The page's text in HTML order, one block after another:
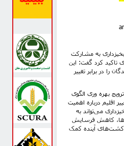
به مشارکت
تاکید کرد گفت: این
را در برابر تغییر
بهره‌ وری الگوی
اقلیم درباره اهمیت
می‌تواند به
ها، کاهش فرسایش
کشت‌های آینده کمک